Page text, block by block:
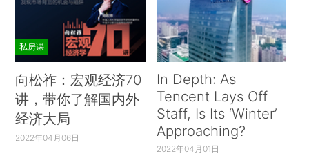
私房课
向松祚：宏观经济70
讲，带你了解国内外
经济大局
2022年04月06日
In Depth: As
Tencent Lays Off
Staff, Is Its ‘Winter’
Approaching?
2022年04月01日